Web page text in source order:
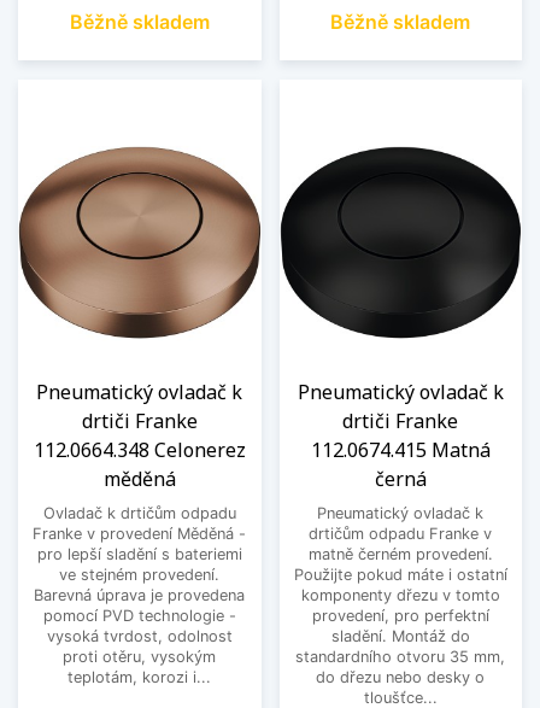
Běžně skladem Běžně skladem
Pneumatický ovladač k
drtiči Franke
112.0664.348 Celonerez
měděná
Ovladač k drtičům odpadu
Franke v provedení Měděná -
pro lepší sladění s bateriemi
ve stejném provedení.
Barevná úprava je provedena
pomocí PVD technologie -
vysoká tvrdost, odolnost
proti otěru, vysokým
teplotám, korozi i...
Pneumatický ovladač k
drtiči Franke
112.0674.415 Matná
černá
Pneumatický ovladač k
drtičům odpadu Franke v
matně černém provedení.
Použijte pokud máte i ostatní
komponenty dřezu v tomto
provedení, pro perfektní
sladění. Montáž do
standardního otvoru 35 mm,
do dřezu nebo desky o
tloušťce...